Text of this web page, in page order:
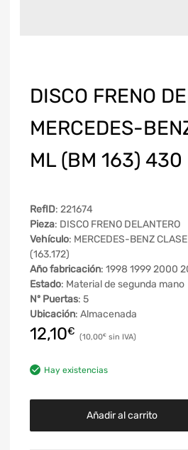
DISCO FRENO
MERCEDES-
ML (BM 163) 430
RefID: 221674
Pieza: DISCO FRENO DELANTERO
Vehículo: MERCEDES-BENZ
(163.172)
Año fabricación: 1998 1999 2000
Estado: Material de segunda mano
Nº Puertas: 5
Ubicación: Almacenada
12,10€ 10,00€
Hay existencias
Añadir al carrito